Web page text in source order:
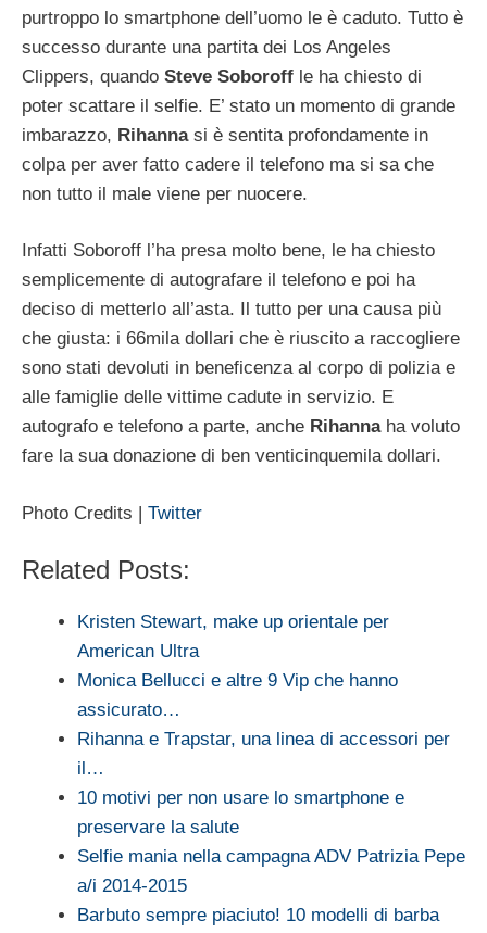
purtroppo lo smartphone dell’uomo le è caduto. Tutto è
successo durante una partita dei Los Angeles
Clippers, quando Steve Soboroff le ha chiesto di
poter scattare il selfie. E’ stato un momento di grande
imbarazzo, Rihannasi è sentita profondamente in
colpa per aver fatto cadere il telefono ma si sa che
non tutto il male viene per nuocere.
Infatti Soboroff l’ha presa molto bene, le ha chiesto
semplicemente di autografare il telefono e poi ha
deciso di metterlo all’asta. Il tutto per una causa più
che giusta: i 66mila dollari che è riuscito a raccogliere
sono stati devoluti in beneficenza al corpo di polizia e
alle famiglie delle vittime cadute in servizio. E
autografo e telefono a parte, anche Rihannaha voluto
fare la sua donazione di ben venticinquemila dollari.
Photo Credits | Twitter
Related Posts:
Kristen Stewart, make up orientale per
American Ultra
Monica Bellucci e altre 9 Vip che hanno
assicurato…
Rihanna e Trapstar, una linea di accessori per
il…
10 motivi per non usare lo smartphone e
preservare la salute
Selfie mania nella campagna ADV Patrizia Pepe
a/i 2014-2015
Barbuto sempre piaciuto! 10 modelli di barba